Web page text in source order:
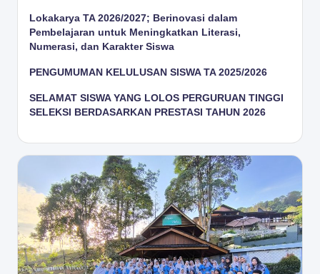
Lokakarya TA 2026/2027; Berinovasi dalam
Pembelajaran untuk Meningkatkan Literasi,
Numerasi, dan Karakter Siswa
PENGUMUMAN KELULUSAN SISWA TA 2025/2026
SELAMAT SISWA YANG LOLOS PERGURUAN TINGGI
SELEKSI BERDASARKAN PRESTASI TAHUN 2026